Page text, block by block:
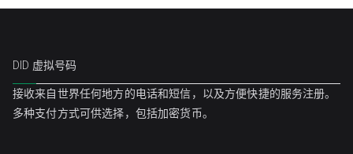
DID 虚拟号码
接收来自世界任何地方的电话和短信，以及方便快捷的服务注册。
多种支付方式可供选择，包括加密货币。